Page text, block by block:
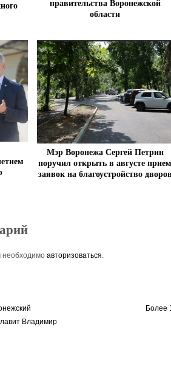
правительства Воронежской
области
Мэр Воронежа Сергей Петрин
поручил открыть в августе прием
заявок на благоустройство дворов
необходимо авторизоваться
Владимир
Более